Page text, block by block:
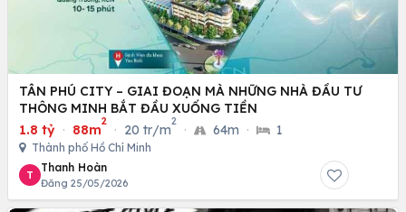
TÂN PHÚ CITY – GIAI ĐOẠN MÀ NHỮNG NHÀ ĐẦU TƯ
THÔNG MINH BẮT ĐẦU XUỐNG TIỀN
1.8 tỷ · 88m
2
· 20 tr/m
2
· 64m · 1
Thành phố Hồ Chí Minh
T
Thanh Hoàn
Đăng 25/05/2026